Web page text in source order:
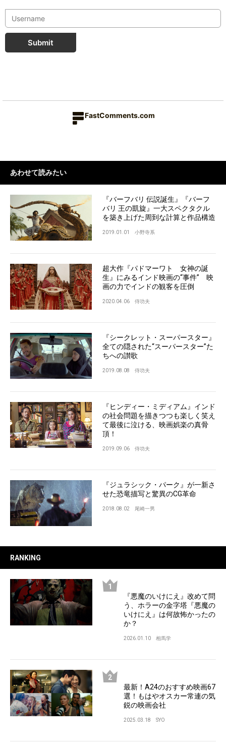
Submit
FastComments.com
あわせて読みたい
『バーフバリ 伝説誕生』『バーフ
バリ 王の凱旋』一大スペクタクル
を築き上げた周到な計算と作品構造
2019.01.01 小野寺系
超大作『パドマーワト 女神の誕
生』にみるインド映画の“事件” 映
画の力でインドの観客を圧倒
2020.04.06 侍功夫
『シークレット・スーパースター』
全ての隠された“スーパースター”た
ちへの讃歌
2019.08.08 侍功夫
『ヒンディー・ミディアム』インド
の社会問題を描きつつも楽しく笑え
て最後に泣ける、映画娯楽の真骨
頂！
2019.09.06 侍功夫
『ジュラシック・パーク』が一新さ
せた恐竜描写と驚異のCG革命
2018.08.02 尾崎一男
RANKING
『悪魔のいけにえ』改めて問
う、ホラーの金字塔『悪魔の
いけにえ』は何故怖かったの
か？
2026.01.10 相馬学
最新！A24のおすすめ映画67
選！もはやオスカー常連の気
鋭の映画会社
2025.03.18 SYO